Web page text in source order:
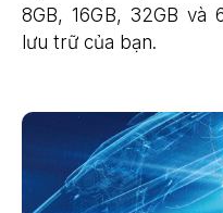
8GB, 16GB, 32GB và
lưu trữ của bạn.